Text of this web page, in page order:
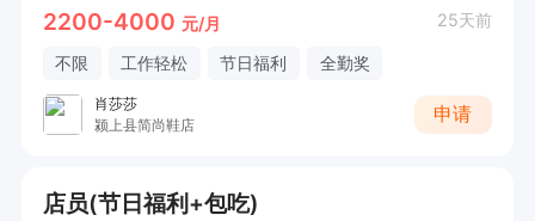
2200-4000 元/月 25天前
不限 工作轻松 节日福利 全勤奖
肖莎莎
颍上县简尚鞋店
申请
店员(节日福利+包吃)